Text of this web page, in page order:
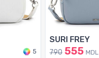
5
SURI FREY
790 555 MDL